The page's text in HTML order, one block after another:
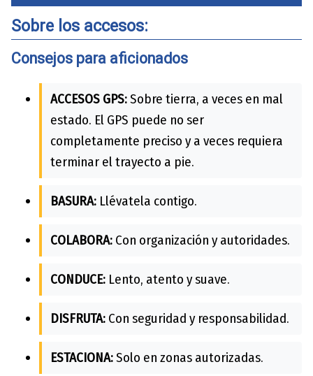
Sobre los accesos:
Consejos para aficionados
ACCESOS GPS:Sobre tierra, a veces en mal
estado. El GPS puede no ser
completamente preciso y a veces requiera
terminar el trayecto a pie.
BASURA: Llévatela contigo.
COLABORA: Con organización y autoridades.
CONDUCE: Lento, atento y suave.
DISFRUTA: Con seguridad y responsabilidad.
ESTACIONA:Solo en zonas autorizadas.